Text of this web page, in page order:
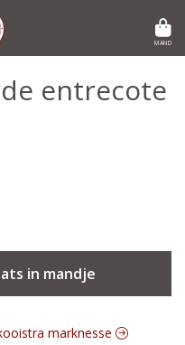
MAND
entrecote
in mandje
marknesse